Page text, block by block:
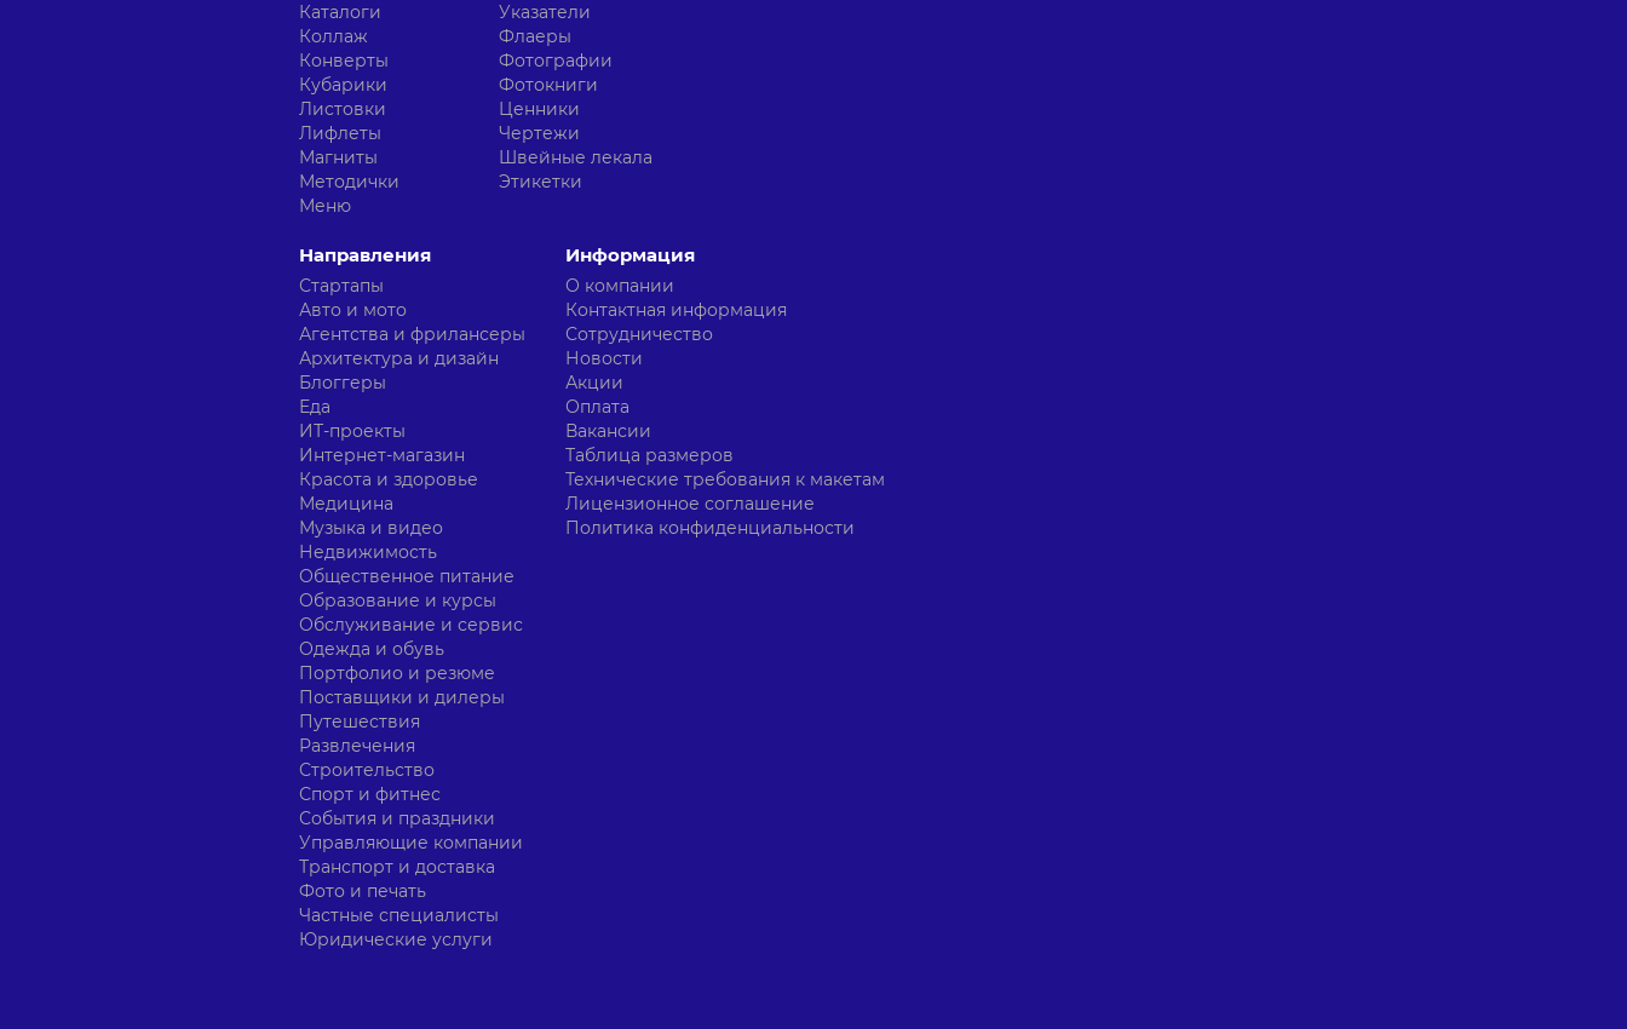
Каталоги
Коллаж
Конверты
Кубарики
Листовки
Лифлеты
Магниты
Методички
Меню
Указатели
Флаеры
Фотографии
Фотокниги
Ценники
Чертежи
Швейные лекала
Этикетки
Направления
Стартапы
Авто и мото
Агентства и фрилансеры
Архитектура и дизайн
Блоггеры
Еда
ИТ-проекты
Интернет-магазин
Красота и здоровье
Медицина
Музыка и видео
Недвижимость
Общественное питание
Образование и курсы
Обслуживание и сервис
Одежда и обувь
Портфолио и резюме
Поставщики и дилеры
Путешествия
Развлечения
Строительство
Спорт и фитнес
События и праздники
Управляющие компании
Транспорт и доставка
Фото и печать
Частные специалисты
Юридические услуги
Информация
О компании
Контактная информация
Сотрудничество
Новости
Акции
Оплата
Вакансии
Таблица размеров
Технические требования к макетам
Лицензионное соглашение
Политика конфиденциальности